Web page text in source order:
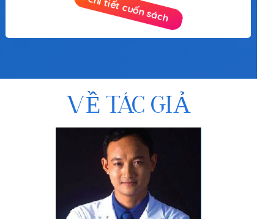
Chi tiết cuốn sách
VỀ TÁC GIẢ